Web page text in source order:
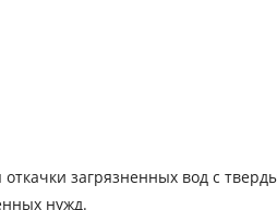
загрязненных вод с
нужд.